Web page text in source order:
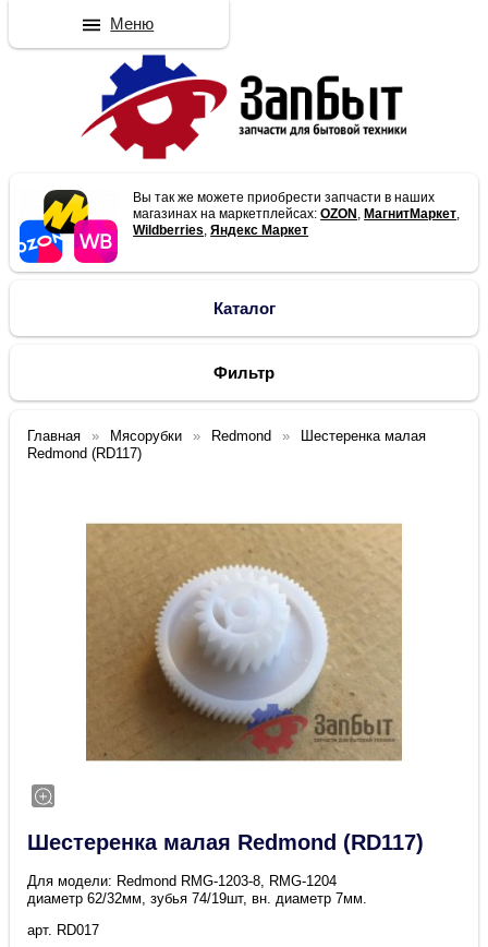
Вы так же можете приобрести запчасти в наших
магазинах на маркетплейсах:OZON , МагнитМаркет,
Wildberries,Яндекс Маркет
Каталог
Фильтр
Главная Мясорубки Redmond
Шестеренка малая
Redmond (RD117)
Шестеренка малая Redmond (RD117)
Для модели: Redmond RMG-1203-8, RMG-1204
диаметр 62/32мм, зубья 74/19шт, вн. диаметр 7мм.
арт. RD017
Меню